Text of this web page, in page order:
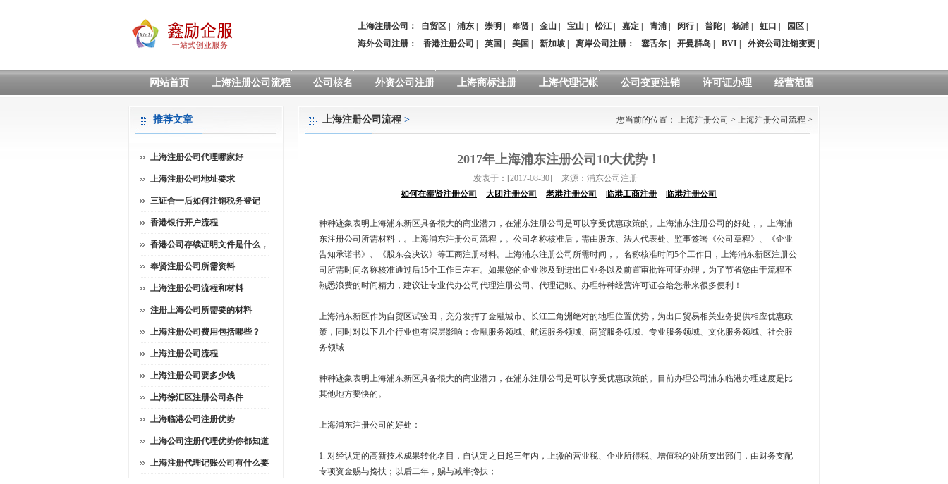
上海注册公司： 自贸区 浦东 崇明 奉贤 金山 宝山 松江 嘉定 青浦 闵行| 普陀 杨浦 虹口 园区
海外公司注册：
香港注册公司 英国 美国 新加坡 离岸公司注册 ： 塞舌尔 开曼群岛 BVI 外资公司注销变更
网站首页 上海注册公司流程 公司核名 外资公司注册 上海商标注册 上海代理记帐 公司变更注销 许可证办理 经营范围
上海注册公司流程 > 您当前的位置： 上海注册公司 > 上海注册公司流程 >
2017年上海浦东注册公司10大优势！
发表于：[2017-08-30]
来源：浦东公司注册
如何在奉贤注册公司
大团注册公司 老港注册公司 临港工商注册 临港注册公司
种种迹象表明上海浦东新区具备很大的商业潜力，在浦东注册公司是可以享受优惠政策的。上海浦东注册公司的好处，。上海浦
东注册公司所需材料，。上海浦东注册公司流程，。公司名称核准后，需由股东、法人代表处、监事签署《公司章程》、《企业
告知承诺书》、《股东会决议》等工商注册材料。上海浦东注册公司所需时间，。名称核准时间5个工作日，上海浦东新区注册公
司所需时间名称核准通过后15个工作日左右。如果您的企业涉及到进出口业务以及前置审批许可证办理，为了节省您由于流程不
熟悉浪费的时间精力，建议让专业代办公司代理注册公司、代理记账、办理特种经营许可证会给您带来很多便利！
上海浦东新区作为自贸区试验田，充分发挥了金融城市、长江三角洲绝对的地理位置优势，为出口贸易相关业务提供相应优惠政
策，同时对以下几个行业也有深层影响：金融服务领域、航运服务领域、商贸服务领域、专业服务领域、文化服务领域、社会服
务领域
种种迹象表明上海浦东新区具备很大的商业潜力，在浦东注册公司是可以享受优惠政策的。目前办理公司浦东临港办理速度是比
其他地方要快的。
上海浦东注册公司的好处：
1. 对经认定的高新技术成果转化名目，自认定之日起三年内，上缴的营业税、企业所得税、增值税的处所支出部门，由财务支配
专项资金赐与搀扶；以后二年，赐与减半搀扶；
推荐文章
上海注册公司代理哪家好
上海注册公司地址要求
三证合一后如何注销税务登记
香港银行开户流程
香港公司存续证明文件是什么，
奉贤注册公司所需资料
上海注册公司流程和材料
注册上海公司所需要的材料
上海注册公司费用包括哪些？
上海注册公司流程
上海注册公司要多少钱
上海徐汇区注册公司条件
上海临港公司注册优势
上海公司注册代理优势你都知道
上海注册代理记账公司有什么要